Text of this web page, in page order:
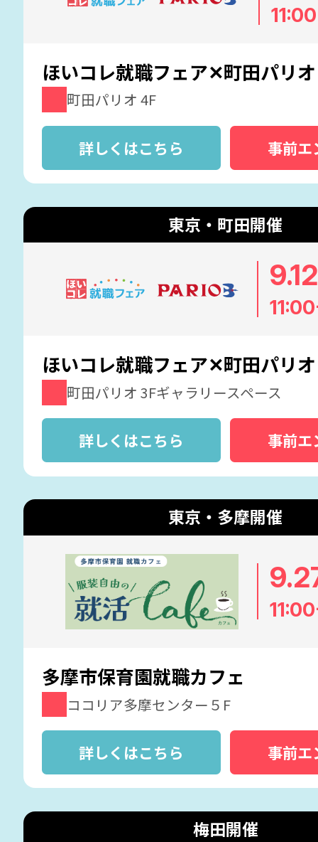
ほいコレ就職フェア✕町田パリオ
町田パリオ 4F
詳しくはこちら 事前エ
東京・町田開催
9.12
ほいコレ就職フェア✕町田パリオ
町田パリオ 3Fギャラリースペース
詳しくはこちら 事前エ
東京・多摩開催
多摩市保育園就職カフェ
ココリア多摩センター５F
詳しくはこちら 事前エ
梅田開催